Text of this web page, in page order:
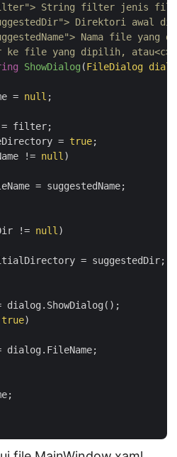
String filter jenis
Direktori awal
Nama file yang
ke file yang dipilih, atau<c>
ShowDialog (FileDialog
= null ;
filter;
=
true;
!= null )
= suggestedName;
!= null )
= suggestedDir;
true)
dialog.FileName;